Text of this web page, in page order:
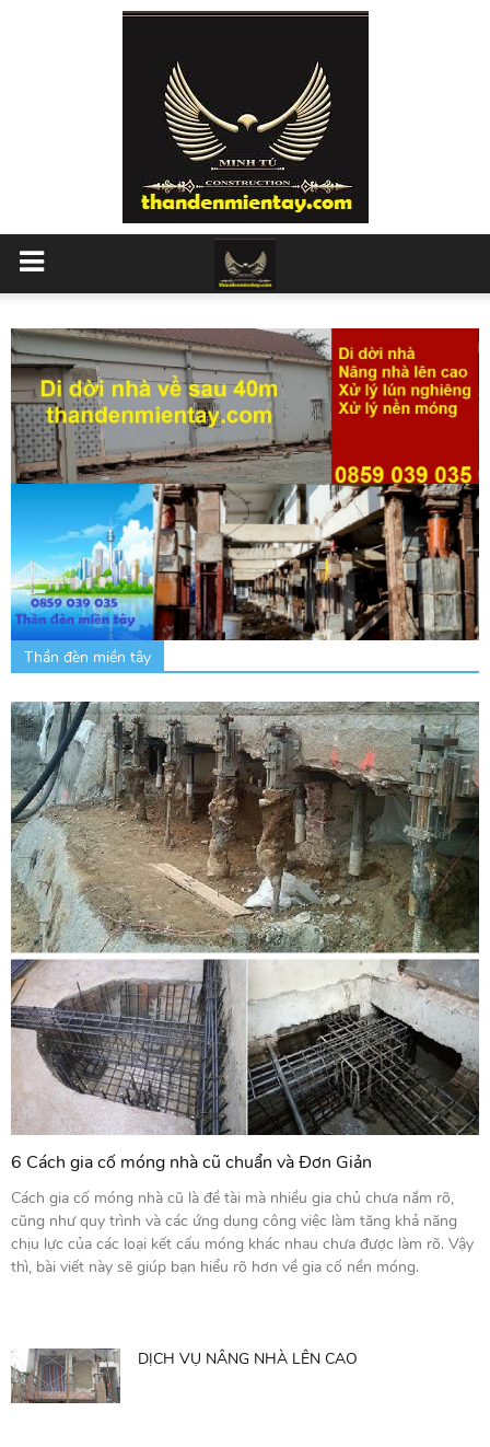
Thần đèn miền tây
6 Cách gia cố móng nhà cũ chuẩn và Đơn Giản
Cách gia cố móng nhà cũ là đề tài mà nhiều gia chủ chưa nắm rõ,
cũng như quy trình và các ứng dụng công việc làm tăng khả năng
chịu lực của các loại kết cấu móng khác nhau chưa được làm rõ. Vậy
thì, bài viết này sẽ giúp bạn hiểu rõ hơn về gia cố nền móng.
DỊCH VỤ NÂNG NHÀ LÊN CAO